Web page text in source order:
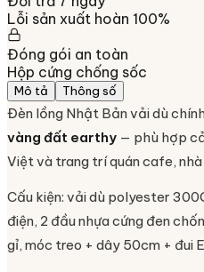
Lỗi sản xuất hoàn 100%
Đóng gói an toàn
Hộp cứng chống sốc
Mô tả Thông số
Đèn lồng Nhật Bản vải dù
vàng đất earthy — phù hợp
Việt và trang trí quán cafe,
Cấu kiện: vải dù polyester
điện, 2 đầu nhựa cứng đen
gỉ, móc treo + dây 50cm + đui